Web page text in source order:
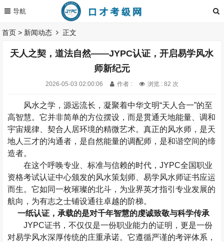
首页 > 新闻动态 正文
天人之契，道法自然——JYPC认证，开启易学风水
师新纪元
2026-05-03 02:00:06 作者 : 浏览 : 82 次
风水之学，源远流长，凝聚着中华文明“天人合一”的至
高智慧。它并非简单的方位摆设，而是贯通天地能量、调和
宇宙规律、契合人居环境的精微艺术。真正的风水师，是天
地人三才的沟通者，是自然能量的调配师，是和谐空间的缔
造者。
在这个呼唤专业、标准与信赖的时代，JYPC全国职业
资格考试认证中心颁发的风水策划师、易学风水师证书应运
而生。它如同一枚璀璨的北斗，为业界英才指引专业发展的
航向，为有志之士铺设通往卓越的阶梯。
一纸认证，承载的是对千年智慧的虔诚致敬与科学传承
JYPC证书，不仅仅是一份职业能力的证明，更是一份
对易学风水深厚传统的庄重承诺。它遵循严谨的考评体系，